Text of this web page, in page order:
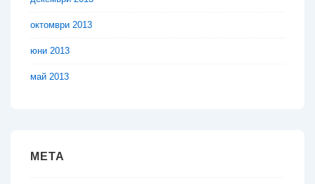
октомври 2013
юни 2013
май 2013
МЕТА